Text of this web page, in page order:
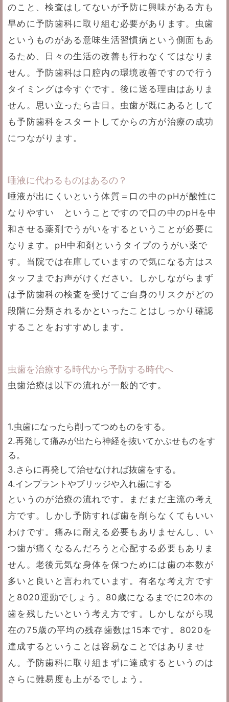
のこと、検査はしてないが予防に興味がある方も
早めに予防歯科に取り組む必要があります。虫歯
というものがある意味生活習慣病という側面もあ
るため、日々の生活の改善も行わなくてはなりま
せん。予防歯科は口腔内の環境改善ですので行う
タイミングは今すぐです。後に送る理由はありま
せん。思い立ったら吉日。虫歯が既にあるとして
も予防歯科をスタートしてからの方が治療の成功
につながります。
唾液に代わるものはあるの？
唾液が出にくいという体質＝口の中のpHが酸性に
なりやすい ということですので口の中のpHを中
和させる薬剤でうがいをするということが必要に
なります。pH中和剤というタイプのうがい薬で
す。当院では在庫していますので気になる方はス
タッフまでお声がけください。しかしながらまず
は予防歯科の検査を受けてご自身のリスクがどの
段階に分類されるかといったことはしっかり確認
することをおすすめします。
虫歯を治療する時代から予防する時代へ
虫歯治療は以下の流れが一般的です。
1.虫歯になったら削ってつめものをする。
2.再発して痛みが出たら神経を抜いてかぶせものをす
る。
3.さらに再発して治せなければ抜歯をする。
4.インプラントやブリッジや入れ歯にする
というのが治療の流れです。まだまだ主流の考え
方です。しかし予防すれば歯を削らなくてもいい
わけです。痛みに耐える必要もありませんし、い
つ歯が痛くなるんだろうと心配する必要もありま
せん。老後元気な身体を保つためには歯の本数が
多いと良いと言われています。有名な考え方です
と8020運動でしょう。80歳になるまでに20本の
歯を残したいという考え方です。しかしながら現
在の75歳の平均の残存歯数は15本です。8020を
達成するということは容易なことではありませ
ん。予防歯科に取り組まずに達成するというのは
さらに難易度も上がるでしょう。